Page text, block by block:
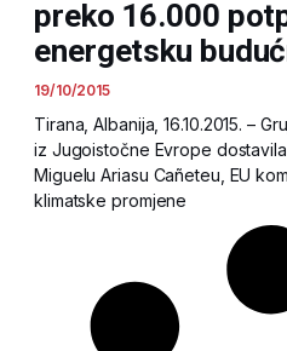
preko 16.000
energetsku
19/10/2015
Tirana, Albanija, 16.10.2015. –
iz Jugoistočne Evrope
Miguelu Ariasu Cañeteu, EU
klimatske promjene